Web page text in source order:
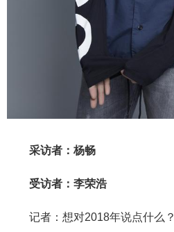
采访者：杨畅
受访者：李荣浩
记者：想对2018年说点什么？